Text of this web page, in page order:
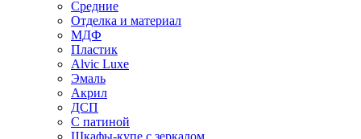
Средние
Отделка и материал
МДФ
Пластик
Alvic Luxe
Эмаль
Акрил
ДСП
С патиной
Шкафы-купе с зеркалом